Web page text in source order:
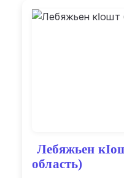
Лебяжьен
область)